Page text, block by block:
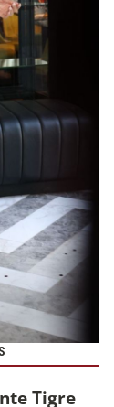
Tigre